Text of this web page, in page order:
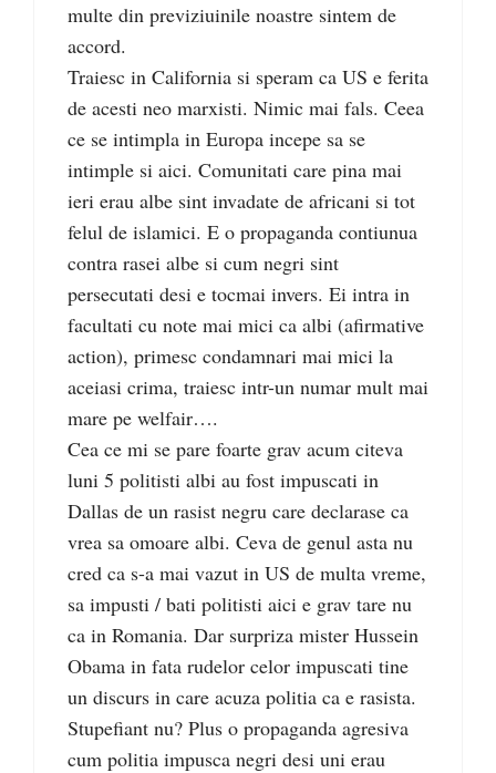
multe din previziuinile noastre sintem de
accord.
Traiesc in California si speram ca US e ferita
de acesti neo marxisti. Nimic mai fals. Ceea
ce se intimpla in Europa incepe sa se
intimple si aici. Comunitati care pina mai
ieri erau albe sint invadate de africani si tot
felul de islamici. E o propaganda contiunua
contra rasei albe si cum negri sint
persecutati desi e tocmai invers. Ei intra in
facultati cu note mai mici ca albi (afirmative
action), primesc condamnari mai mici la
aceiasi crima, traiesc intr-un numar mult mai
mare pe welfair….
Cea ce mi se pare foarte grav acum citeva
luni 5 politisti albi au fost impuscati in
Dallas de un rasist negru care declarase ca
vrea sa omoare albi. Ceva de genul asta nu
cred ca s-a mai vazut in US de multa vreme,
sa impusti / bati politisti aici e grav tare nu
ca in Romania. Dar surpriza mister Hussein
Obama in fata rudelor celor impuscati tine
un discurs in care acuza politia ca e rasista.
Stupefiant nu? Plus o propaganda agresiva
cum politia impusca negri desi uni erau